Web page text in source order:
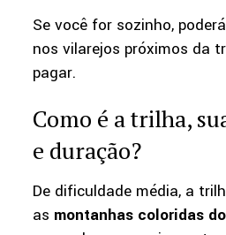
Se você for sozinho,
nos vilarejos próximos da
pagar.
Como é a trilha,
e duração?
De dificuldade média, a
as montanhas coloridas